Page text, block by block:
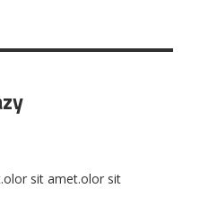
sit amet.olor sit